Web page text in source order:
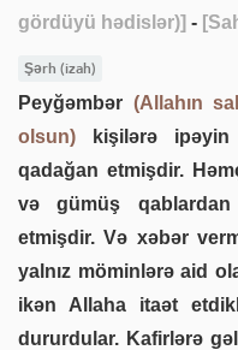
gördüyü hədislər)] -
Şərh (izah)
Peyğəmbər (Allahın
olsun) kişilərə ipəyin
qadağan etmişdir.
və gümüş
etmişdir. Və xəbər
yalnız möminlərə aid
ikən Allaha itaət
dururdular. Kafirlərə